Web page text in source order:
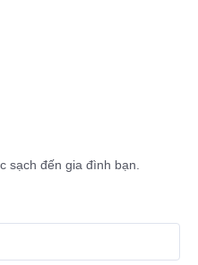
sạch đến gia đình bạn.